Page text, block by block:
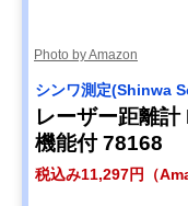
Photo by Amazon
シンワ測定(Shinwa
レーザー距離
機能付 78168
税込み11,297円（